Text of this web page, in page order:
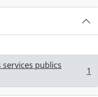
services publics
1